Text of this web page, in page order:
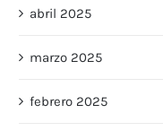
abril 2025
marzo 2025
febrero 2025